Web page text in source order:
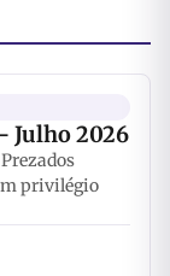
Julho 2026
privilégio